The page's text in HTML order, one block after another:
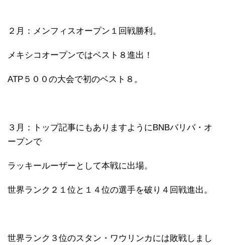
２月：メンフィスオープン１回戦勝利。
メキシコオープンではベスト８進出！
ATP５００の大会で初のベスト８。
３月：トップ記事にもありますようにBNBバリバ・オ
ープンで
ラッキールーザーとして本戦に出場。
世界ランク２１位と１４位の選手を破り４回戦進出。
世界ランク３位のスタン・ワウリンカには敗戦しまし